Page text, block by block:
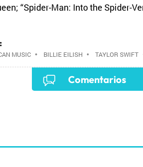
“Spider-Man: Into the Spider-
MUSIC• BILLIE EILISH • TAYLOR SWIFT
Comentarios